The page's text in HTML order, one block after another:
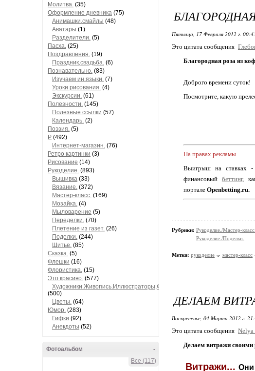
Молитва. (35)
Оформление дневника (75)
Анимашки,смайлы (48)
Аватары (1)
Разделители. (5)
Пасха. (25)
Поздравления. (19)
Праздник,свадьба. (6)
Познавательно. (83)
Изучаем ин.языки. (7)
Уроки рисования. (4)
Экскурсии. (61)
Полезности. (145)
Полезные ссылки (57)
Календарь. (2)
Поэзия. (5)
Р (492)
Интернет-магазин. (76)
Ретро картинки (3)
Рисование (14)
Рукоделие. (893)
Вышивка (33)
Вязание. (372)
Мастер-класс. (169)
Мозайка. (4)
Мыловарение (5)
Переделки. (70)
Плетение из газет. (26)
Поделки. (244)
Шитье. (85)
Сказка. (5)
Флешки (16)
Флористика. (15)
Это красиво. (577)
Художники.Живопись.Иллюстраторы,Фотографы.
(500)
Цветы. (64)
Юмор. (283)
Гифки (92)
Анекдоты (52)
-
Фотоальбом
Все (117)
Пятница, 17 Февраля 2012 г.
Это цитата сообщения
Благородная роза из
Доброго времени суток!
Посмотрите, какую
На правах рекламы
Выигрыш на ставках -
финансовый беттинг,
портале Openbetting.ru.
Рубрики: Рукоделие./Мастер-класс.
Рукоделие./Поделки.
Метки: рукоделие мастер-класс
ДЕЛАЕМ
Воскресенье, 04 Марта 2012 г.
Это цитата сообщения
Делаем витражи своими
Витражи... Они